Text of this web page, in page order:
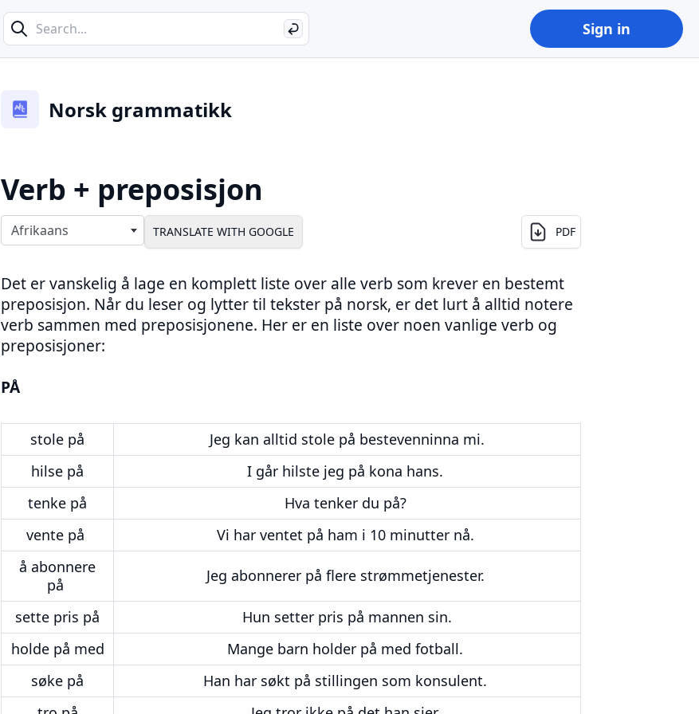
Search
Search
Sign in
Norsk grammatikk
Verb + preposisjon
Select langauges
Afrikaans PDF
Det er vanskelig å lage en komplett liste over alle verb som krever en bestemt
preposisjon. Når du leser og lytter til tekster på norsk, er det lurt å alltid notere
verb sammen med preposisjonene. Her er en liste over noen vanlige verb og
preposisjoner:
PÅ
stole på
Jeg kan alltid stole på bestevenninna mi.
hilse på
I går hilste jeg på kona hans.
tenke på
Hva tenker du på?
vente på
Vi har ventet på ham i 10 minutter nå.
å abonnere
på
Jeg abonnerer på flere strømmetjenester.
sette pris på
Hun setter pris på mannen sin.
holde på med
Mange barn holder på med fotball.
søke på
Han har søkt på stillingen som konsulent.